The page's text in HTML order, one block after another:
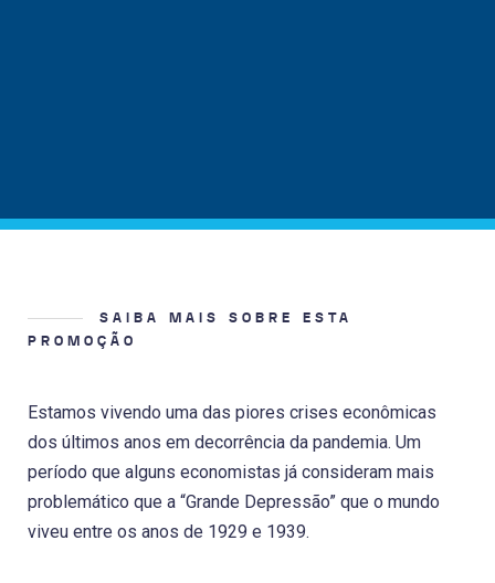
SAIBA MAIS SOBRE ESTA
PROMOÇÃO
Estamos vivendo uma das piores crises econômicas
dos últimos anos em decorrência da pandemia. Um
período que alguns economistas já consideram mais
problemático que a “Grande Depressão” que o mundo
viveu entre os anos de 1929 e 1939.